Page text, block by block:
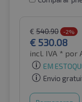
€ 540.90 -2%
€ 530.08
incl. IVA * por
EM
Envio